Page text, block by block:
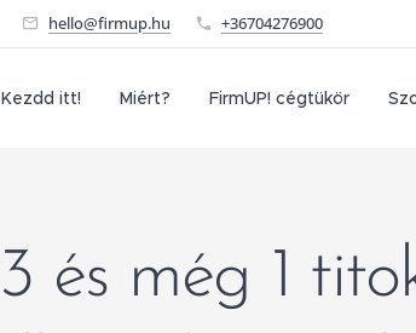
hello@firmup.hu +36704276900
Kezdd itt! Miért? FirmUP! cégtükör
3 és még 1